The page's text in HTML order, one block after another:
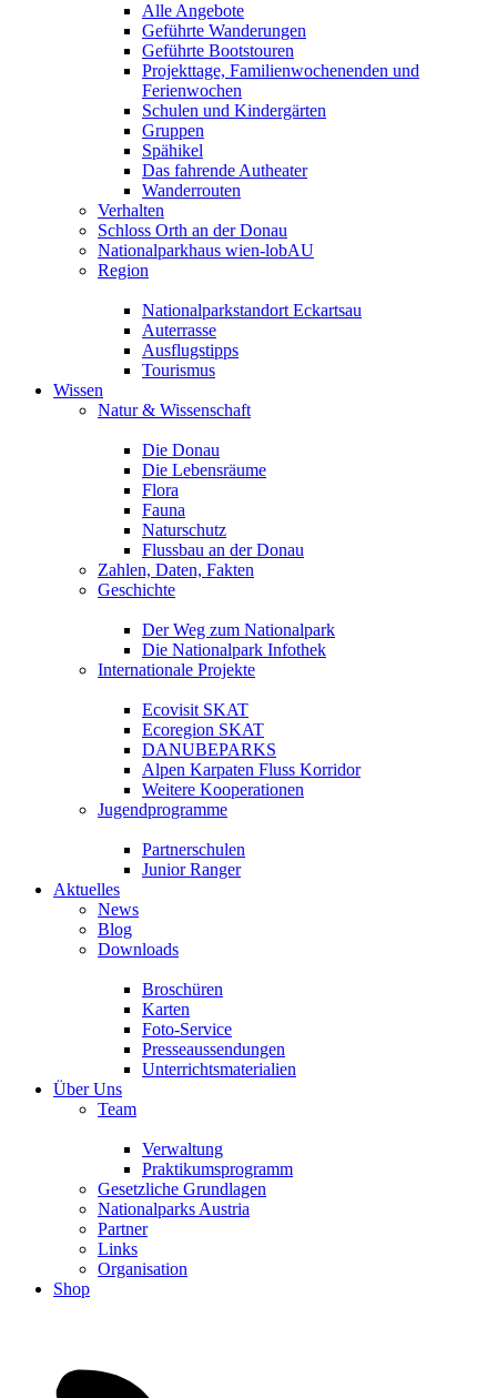
Alle Angebote
Geführte Wanderungen
Geführte Bootstouren
Projekttage, Familienwochenenden und
Ferienwochen
Schulen und Kindergärten
Gruppen
Spähikel
Das fahrende Autheater
Wanderrouten
Verhalten
Schloss Orth an der Donau
Nationalparkhaus wien-lobAU
Region
Nationalparkstandort Eckartsau
Auterrasse
Ausflugstipps
Tourismus
Wissen
Natur & Wissenschaft
Die Donau
Die Lebensräume
Flora
Fauna
Naturschutz
Flussbau an der Donau
Zahlen, Daten, Fakten
Geschichte
Der Weg zum Nationalpark
Die Nationalpark Infothek
Internationale Projekte
Ecovisit SKAT
Ecoregion SKAT
DANUBEPARKS
Alpen Karpaten Fluss Korridor
Weitere Kooperationen
Jugendprogramme
Partnerschulen
Junior Ranger
Aktuelles
News
Blog
Downloads
Broschüren
Karten
Foto-Service
Presseaussendungen
Unterrichtsmaterialien
Über Uns
Team
Verwaltung
Praktikumsprogramm
Gesetzliche Grundlagen
Nationalparks Austria
Partner
Links
Organisation
Shop